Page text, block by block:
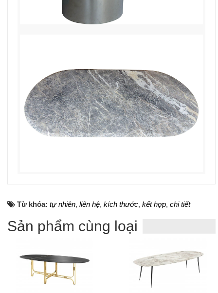
Từ khóa: tự nhiên, liên hệ, kích thước, kết hợp, chi tiết
Sản phẩm cùng loại